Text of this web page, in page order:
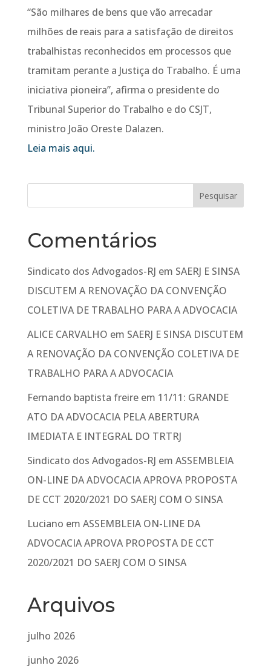
“São milhares de bens que vão arrecadar
milhões de reais para a satisfação de direitos
trabalhistas reconhecidos em processos que
tramitam perante a Justiça do Trabalho. É uma
iniciativa pioneira”, afirma o presidente do
Tribunal Superior do Trabalho e do CSJT,
ministro João Oreste Dalazen.
Leia mais aqui.
Comentários
Sindicato dos Advogados-RJ em SAERJ E SINSA
DISCUTEM A RENOVAÇÃO DA CONVENÇÃO
COLETIVA DE TRABALHO PARA A ADVOCACIA
ALICE CARVALHO em SAERJ E SINSA DISCUTEM
A RENOVAÇÃO DA CONVENÇÃO COLETIVA DE
TRABALHO PARA A ADVOCACIA
Fernando baptista freireem 11/11: GRANDE
ATO DA ADVOCACIA PELA ABERTURA
IMEDIATA E INTEGRAL DO TRTRJ
Sindicato dos Advogados-RJ em ASSEMBLEIA
ON-LINE DA ADVOCACIA APROVA PROPOSTA
DE CCT 2020/2021 DO SAERJ COM O SINSA
Luciano em ASSEMBLEIA ON-LINE DA
ADVOCACIA APROVA PROPOSTA DE CCT
2020/2021 DO SAERJ COM O SINSA
Arquivos
julho 2026
junho 2026